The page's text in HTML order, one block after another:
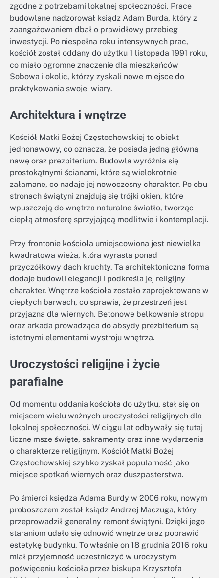
zgodne z potrzebami lokalnej społeczności. Prace
budowlane nadzorował ksiądz Adam Burda, który z
zaangażowaniem dbał o prawidłowy przebieg
inwestycji. Po niespełna roku intensywnych prac,
kościół został oddany do użytku 1 listopada 1991 roku,
co miało ogromne znaczenie dla mieszkańców
Sobowa i okolic, którzy zyskali nowe miejsce do
praktykowania swojej wiary.
Architektura i wnętrze
Kościół Matki Bożej Częstochowskiej to obiekt
jednonawowy, co oznacza, że posiada jedną główną
nawę oraz prezbiterium. Budowla wyróżnia się
prostokątnymi ścianami, które są wielokrotnie
załamane, co nadaje jej nowoczesny charakter. Po obu
stronach świątyni znajdują się trójki okien, które
wpuszczają do wnętrza naturalne światło, tworząc
ciepłą atmosferę sprzyjającą modlitwie i kontemplacji.
Przy frontonie kościoła umiejscowiona jest niewielka
kwadratowa wieża, która wyrasta ponad
przyczółkowy dach kruchty. Ta architektoniczna forma
dodaje budowli elegancji i podkreśla jej religijny
charakter. Wnętrze kościoła zostało zaprojektowane w
ciepłych barwach, co sprawia, że przestrzeń jest
przyjazna dla wiernych. Betonowe belkowanie stropu
oraz arkada prowadząca do absydy prezbiterium są
istotnymi elementami wystroju wnętrza.
Uroczystości religijne i życie
parafialne
Od momentu oddania kościoła do użytku, stał się on
miejscem wielu ważnych uroczystości religijnych dla
lokalnej społeczności. W ciągu lat odbywały się tutaj
liczne msze święte, sakramenty oraz inne wydarzenia
o charakterze religijnym. Kościół Matki Bożej
Częstochowskiej szybko zyskał popularność jako
miejsce spotkań wiernych oraz duszpasterstwa.
Po śmierci księdza Adama Burdy w 2006 roku, nowym
proboszczem został ksiądz Andrzej Maczuga, który
przeprowadził generalny remont świątyni. Dzięki jego
staraniom udało się odnowić wnętrze oraz poprawić
estetykę budynku. To właśnie on 18 grudnia 2016 roku
miał przyjemność uczestniczyć w uroczystym
poświęceniu kościoła przez biskupa Krzysztofa